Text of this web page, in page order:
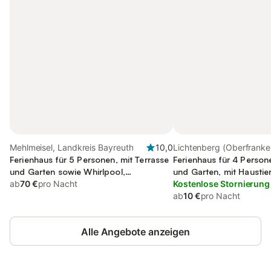
Mehlmeisel, Landkreis Bayreuth
10,0
Ferienhaus für 5 Personen, mit Terrasse
und Garten sowie Whirlpool,
kinderfreundlich
ab70 €pro Nacht
Lichtenberg
Landkreis Hof
Ferienhaus für 4
und Garten, mit
Kostenlose Stornierung
ab10 €pro Nacht
Alle Angebote anzeigen